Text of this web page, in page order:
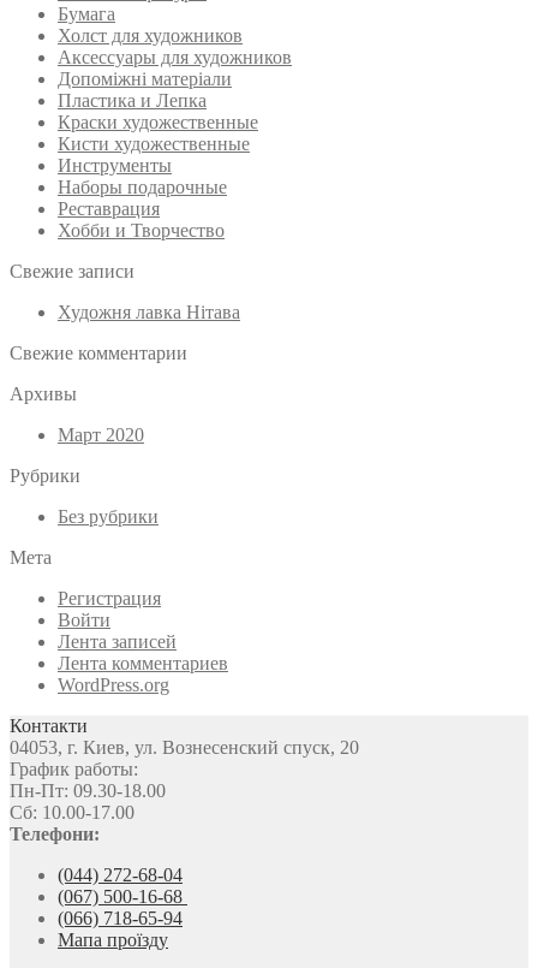
Бумага
Холст для художников
Аксессуары для художников
Допоміжні матеріали
Пластика и Лепка
Краски художественные
Кисти художественные
Инструменты
Наборы подарочные
Реставрация
Хобби и Творчество
Свежие записи
Художня лавка Нітава
Свежие комментарии
Архивы
Март 2020
Рубрики
Без рубрики
Мета
Регистрация
Войти
Лента записей
Лента комментариев
WordPress.org
Контакти
04053, г. Киев, ул. Вознесенский спуск, 20
График работы:
Пн-Пт: 09.30-18.00
Сб: 10.00-17.00
Телефони:
(044) 272-68-04
(067) 500-16-68
(066) 718-65-94
Мапа проїзду